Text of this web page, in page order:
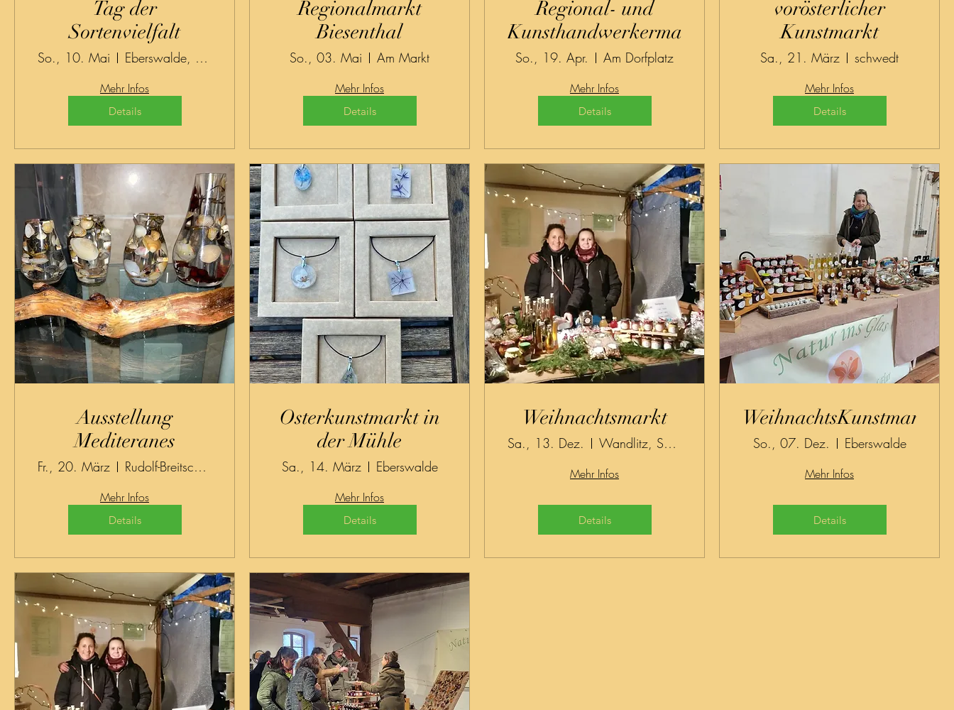
Tag der
Sortenvielfalt
So., 10. Mai Eberswalde, Forstbotanischer Garten,
Mehr Infos
Details
Regionalmarkt
Biesenthal
So., 03. Mai Am Markt
Mehr Infos
Details
Regional- und
Kunsthandwerkermarkt
So., 19. Apr. Am Dorfplatz
Mehr Infos
Details
vorösterlicher
Kunstmarkt
Sa., 21. März schwedt
Mehr Infos
Details
Ausstellung
Mediteranes
Fr., 20. März Rudolf-Breitscheid-Straße, Villa Weiß
Mehr Infos
Details
Osterkunstmarkt in
der Mühle
Sa., 14. März Eberswalde
Mehr Infos
Details
Weihnachtsmarkt
Sa., 13. Dez. Wandlitz, Schönwalde
Mehr Infos
Details
WeihnachtsKunstmarkt
So., 07. Dez. Eberswalde
Mehr Infos
Details